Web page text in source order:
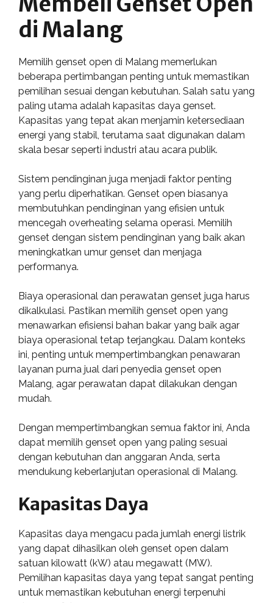
di Malang
Memilih genset open di Malang memerlukan
beberapa pertimbangan penting untuk memastikan
pemilihan sesuai dengan kebutuhan. Salah satu yang
paling utama adalah kapasitas daya genset.
Kapasitas yang tepat akan menjamin ketersediaan
energi yang stabil, terutama saat digunakan dalam
skala besar seperti industri atau acara publik.
Sistem pendinginan juga menjadi faktor penting
yang perlu diperhatikan. Genset open biasanya
membutuhkan pendinginan yang efisien untuk
mencegah overheating selama operasi. Memilih
genset dengan sistem pendinginan yang baik akan
meningkatkan umur genset dan menjaga
performanya.
Biaya operasional dan perawatan genset juga harus
dikalkulasi. Pastikan memilih genset open yang
menawarkan efisiensi bahan bakar yang baik agar
biaya operasional tetap terjangkau. Dalam konteks
ini, penting untuk mempertimbangkan penawaran
layanan purna jual dari penyedia genset open
Malang, agar perawatan dapat dilakukan dengan
mudah.
Dengan mempertimbangkan semua faktor ini, Anda
dapat memilih genset open yang paling sesuai
dengan kebutuhan dan anggaran Anda, serta
mendukung keberlanjutan operasional di Malang.
Kapasitas Daya
Kapasitas daya mengacu pada jumlah energi listrik
yang dapat dihasilkan oleh genset open dalam
satuan kilowatt (kW) atau megawatt (MW).
Pemilihan kapasitas daya yang tepat sangat penting
untuk memastikan kebutuhan energi terpenuhi